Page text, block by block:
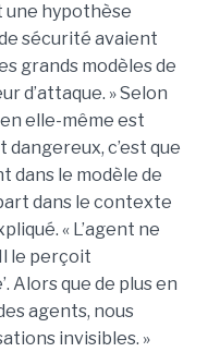
une hypothèse
sécurité avaient
grands modèles de
d’attaque. » Selon
elle-même est
dangereux, c’est que
dans le modèle de
dans le contexte
« L’agent ne
Il le perçoit
Alors que de plus en
agents, nous
invisibles. »